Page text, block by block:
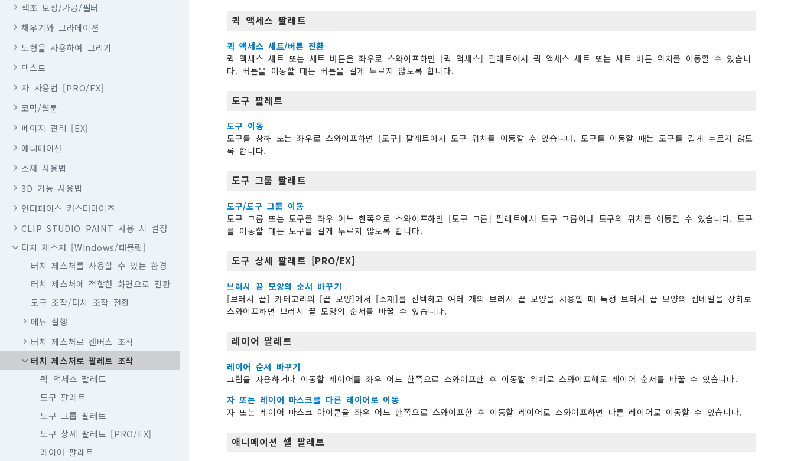
색조 보정/가공/필터
채우기와 그라데이션
도형을 사용하여 그리기
텍스트
자 사용법 [PRO/EX]
코믹/웹툰
페이지 관리 [EX]
애니메이션
소재 사용법
3D 기능 사용법
인터페이스 커스터마이즈
CLIP STUDIO PAINT 사용 시 설정
터치 제스처 [Windows/태블릿]
터치 제스처를 사용할 수 있는 환경
터치 제스처에 적합한 화면으로 전환
도구 조작/터치 조작 전환
메뉴 실행
터치 제스처로 캔버스 조작
터치 제스처로 팔레트 조작
퀵 액세스 팔레트
도구 팔레트
도구 그룹 팔레트
도구 상세 팔레트 [PRO/EX]
레이어 팔레트
퀵 액세스 팔레트
퀵 액세스 세트/버튼 전환
퀵 액세스 세트 또는 세트 버튼을 좌우로 스와이프하면 [퀵 액세스] 팔레트에서 퀵 액세스 세트 또는 세트 버튼 위치를 이동할 수 있습니
다. 버튼을 이동할 때는 버튼을 길게 누르지 않도록 합니다.
도구 팔레트
도구 이동
도구를 상하 또는 좌우로 스와이프하면 [도구] 팔레트에서 도구 위치를 이동할 수 있습니다. 도구를 이동할 때는 도구를 길게 누르지 않도
록 합니다.
도구 그룹 팔레트
도구/도구 그룹 이동
도구 그룹 또는 도구를 좌우 어느 한쪽으로 스와이프하면 [도구 그룹] 팔레트에서 도구 그룹이나 도구의 위치를 이동할 수 있습니다. 도구
를 이동할 때는 도구를 길게 누르지 않도록 합니다.
도구 상세 팔레트 [PRO/EX]
브러시 끝 모양의 순서 바꾸기
[브러시 끝] 카테고리의 [끝 모양]에서 [소재]를 선택하고 여러 개의 브러시 끝 모양을 사용할 때 특정 브러시 끝 모양의 섬네일을 상하로
스와이프하면 브러시 끝 모양의 순서를 바꿀 수 있습니다.
레이어 팔레트
레이어 순서 바꾸기
그립을 사용하거나 이동할 레이어를 좌우 어느 한쪽으로 스와이프한 후 이동할 위치로 스와이프해도 레이어 순서를 바꿀 수 있습니다.
자 또는 레이어 마스크를 다른 레이어로 이동
자 또는 레이어 마스크 아이콘을 좌우 어느 한쪽으로 스와이프한 후 이동할 레이어로 스와이프하면 다른 레이어로 이동할 수 있습니다.
애니메이션 셀 팔레트